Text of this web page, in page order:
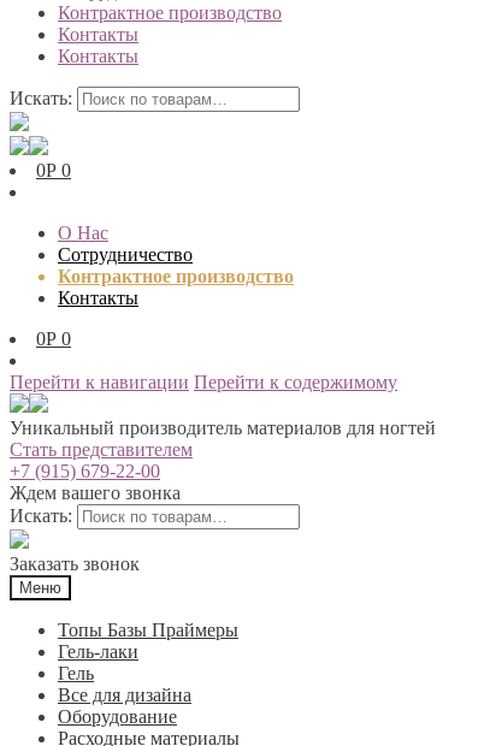
Контрактное производство
Контакты
Контакты
Искать:
0Р 0
О Нас
Сотрудничество
Контрактное производство
Контакты
0Р 0
Перейти к навигации Перейти к содержимому
Уникальный производитель материалов для ногтей
Стать представителем
+7 (915) 679-22-00
Ждем вашего звонка
Искать:
Заказать звонок
Меню
Топы Базы Праймеры
Гель-лаки
Гель
Все для дизайна
Оборудование
Расходные материалы